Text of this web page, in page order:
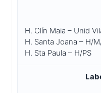
H. Clín Maia – Unid
H. Santa Joana – H/
H. Sta Paula – H/PS